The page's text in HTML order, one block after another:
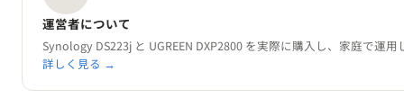
運営者について
Synology DS223j と UGREEN DXP2800 を実際に購入し、家庭で運
詳しく見る →